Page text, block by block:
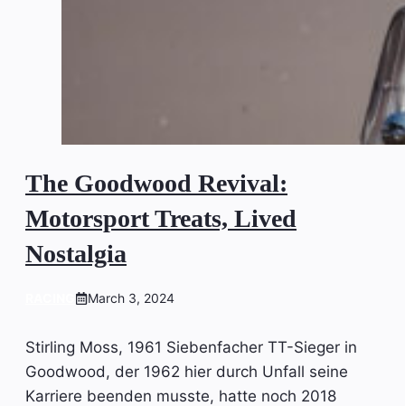
The Goodwood Revival:
Motorsport Treats, Lived
Nostalgia
March 3, 2024
Stirling Moss, 1961 Siebenfacher TT-Sieger in
Goodwood, der 1962 hier durch Unfall seine
Karriere beenden musste, hatte noch 2018